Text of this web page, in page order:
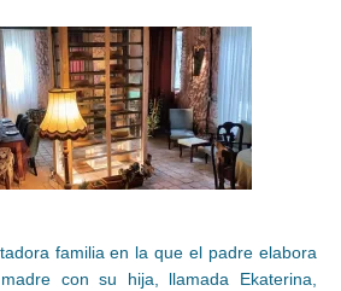
familia en la que el padre elabora
con su hija, llamada Ekaterina,